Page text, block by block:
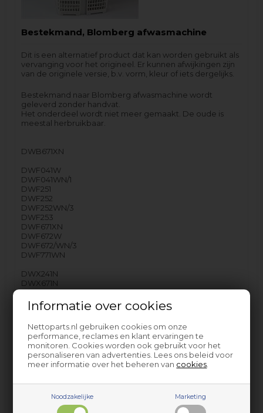
Informatie over cookies
Nettoparts.nl gebruiken cookies om onze
performance, reclames en klant ervaringen te
monitoren. Cookies worden ook gebruikt voor het
personaliseren van advertenties. Lees ons beleid voor
meer informatie over het beheren van cookies
Noodzakelijke Marketing
Bestekmand, Blomberg afwasmachine
Dit is een alternatief product dat kan worden gebruikt als
vervanging voor het origineel. Er kunnen afwijkingen zijn
van de originele versie, b.v. vorm, kleur of iets dergelijks.
Bestekmand naar Blomberg afwasmachine wordt
geleverd zonder handvat.
Het onderdeel wordt niet meer gemaakt. De oude is
meestal herbruikbaar.
DWB671XN
DWF041W
DWF041WN/1
DWF251
DWF252
DWF252WN/3
DWF253
DWF671XN
DWF672W
DWF672/WN/3
DWF771WN
DWX241N
DWX671N
DWX671N1
GI6410
GI6520-1
GS6550RS/04
VE210
onder andere…